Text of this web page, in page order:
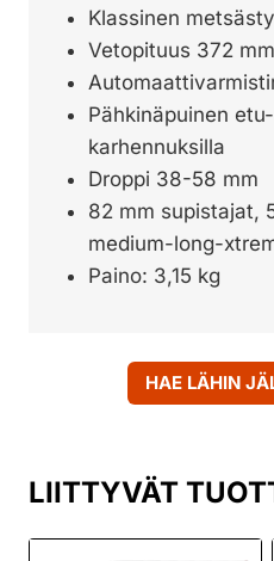
Klassinen
Vetopituus 372 mm
Pähkinäpuinen
karhennuksilla
Droppi 38-58 mm
82 mm supistajat,
medium-long-
Paino: 3,15 kg
HAE LÄHIN
LIITTYVÄT